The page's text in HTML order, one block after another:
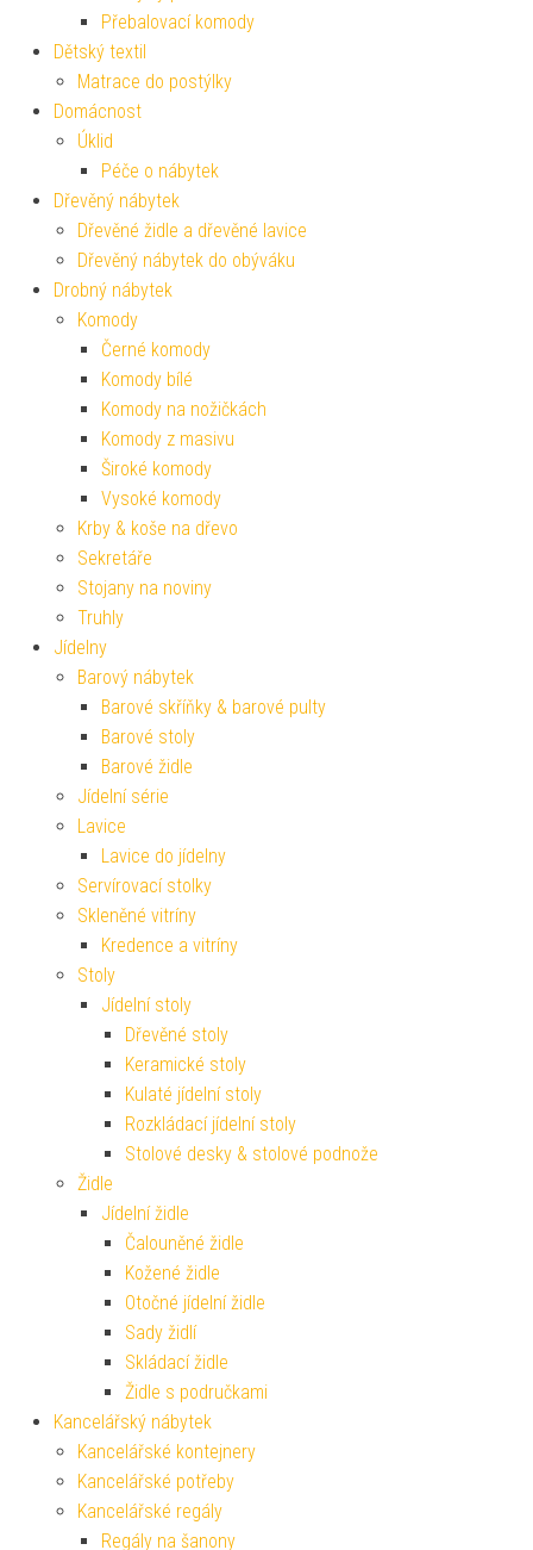
Přebalovací komody
Dětský textil
Matrace do postýlky
Domácnost
Úklid
Péče o nábytek
Dřevěný nábytek
Dřevěné židle a dřevěné lavice
Dřevěný nábytek do obýváku
Drobný nábytek
Komody
Černé komody
Komody bílé
Komody na nožičkách
Komody z masivu
Široké komody
Vysoké komody
Krby & koše na dřevo
Sekretáře
Stojany na noviny
Truhly
Jídelny
Barový nábytek
Barové skříňky & barové pulty
Barové stoly
Barové židle
Jídelní série
Lavice
Lavice do jídelny
Servírovací stolky
Skleněné vitríny
Kredence a vitríny
Stoly
Jídelní stoly
Dřevěné stoly
Keramické stoly
Kulaté jídelní stoly
Rozkládací jídelní stoly
Stolové desky & stolové podnože
Židle
Jídelní židle
Čalouněné židle
Kožené židle
Otočné jídelní židle
Sady židlí
Skládací židle
Židle s područkami
Kancelářský nábytek
Kancelářské kontejnery
Kancelářské potřeby
Kancelářské regály
Regály na šanony